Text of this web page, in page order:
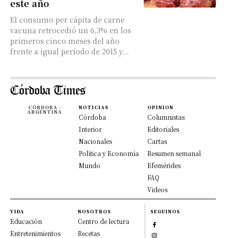
este año
El consumo per cápita de carne
vacuna retrocedió un 6,3% en los
primeros cinco meses del año
frente a igual período de 2015 y...
CÓRDOBA -
ARGENTINA
NOTICIAS
Córdoba
Interior
Nacionales
Política y Economía
Mundo
OPINION
Columnistas
Editoriales
Cartas
Resumen semanal
Efemérides
FAQ
Videos
VIDA
Educación
Entretenimientos
NOSOTROS
Centro de lectura
Recetas
SEGUINOS